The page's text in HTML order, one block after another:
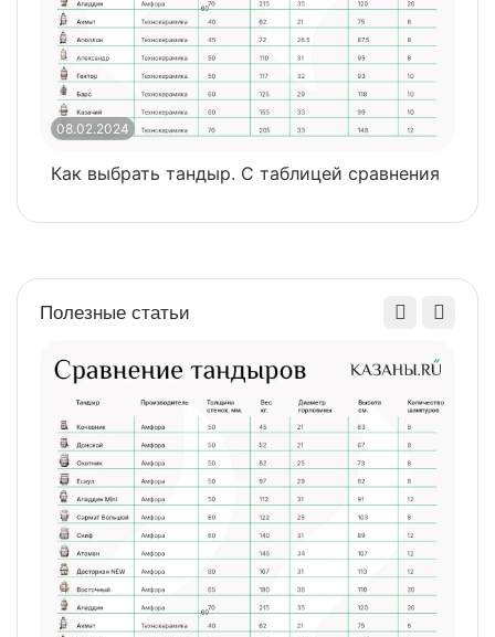
08.02.2024
Как выбрать тандыр. С таблицей сравнения
Полезные статьи